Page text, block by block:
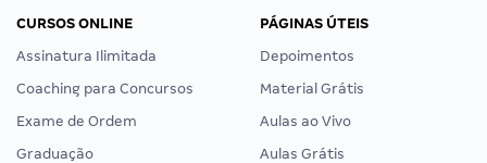
CURSOS ONLINE
Assinatura Ilimitada
Coaching para Concursos
Exame de Ordem
Graduação
PÁGINAS ÚTEIS
Depoimentos
Material Grátis
Aulas ao Vivo
Aulas Grátis